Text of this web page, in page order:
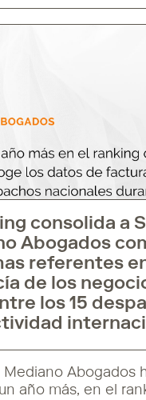
Abogados
referentes
de los
los 15
Mediano Abogados
año más, en el